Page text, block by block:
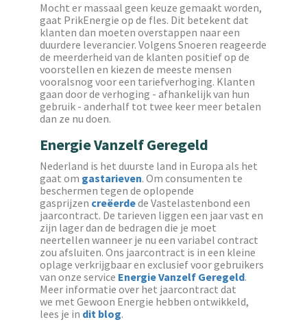
Mocht er massaal geen keuze gemaakt worden,
gaat PrikEnergie op de fles. Dit betekent dat
klanten dan moeten overstappen naar een
duurdere leverancier. Volgens Snoeren reageerde
de meerderheid van de klanten positief op de
voorstellen en kiezen de meeste mensen
vooralsnog voor een tariefverhoging. Klanten
gaan door de verhoging - afhankelijk van hun
gebruik - anderhalf tot twee keer meer betalen
dan ze nu doen.
Energie Vanzelf Geregeld
Nederland is het duurste land in Europa als het
gaat om gastarieven. Om consumenten te
beschermen tegen de oplopende
gasprijzen creëerdede Vastelastenbond een
jaarcontract. De tarieven liggen een jaar vast en
zijn lager dan de bedragen die je moet
neertellen wanneer je nu een variabel contract
zou afsluiten. Ons jaarcontract is in een kleine
oplage verkrijgbaar en exclusief voor gebruikers
van onze service Energie Vanzelf Geregeld.
Meer informatie over het jaarcontract dat
we met Gewoon Energie hebben ontwikkeld,
lees je in dit blog.